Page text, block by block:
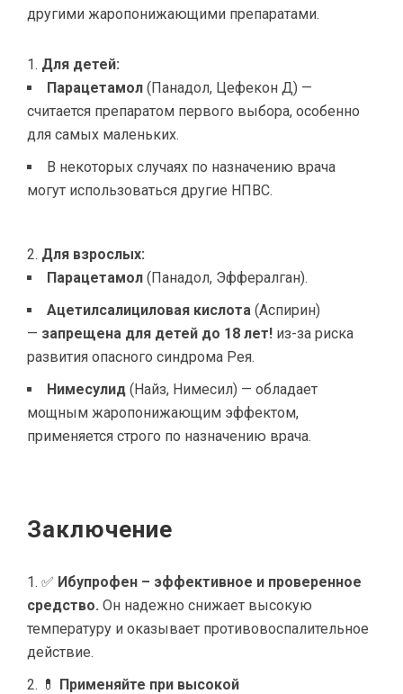
другими жаропонижающими препаратами.
Для детей:
Парацетамол (Панадол, Цефекон Д) —
считается препаратом первого выбора, особенно
для самых маленьких.
В некоторых случаях по назначению врача
могут использоваться другие НПВС.
Для взрослых:
Парацетамол (Панадол, Эффералган).
Ацетилсалициловая кислота (Аспирин)
— запрещена для детей до 18 лет! из-за риска
развития опасного синдрома Рея.
Нимесулид (Найз, Нимесил) — обладает
мощным жаропонижающим эффектом,
применяется строго по назначению врача.
Заключение
✅ Ибупрофен – эффективное и проверенное
средство. Он надежно снижает высокую
температуру и оказывает противовоспалительное
действие.
💊 Применяйте при высокой